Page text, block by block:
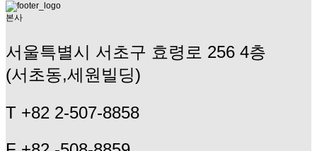
본사
서울특별시 서초구 효령로 256 4층
(서초동,세원빌딩)
T +82 2-507-8858